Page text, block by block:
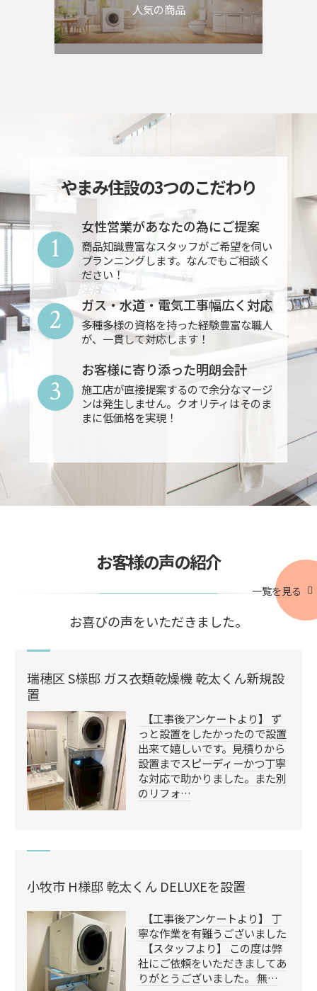
人気の商品
やまみ住設の3つのこだわり
女性営業があなたの為にご提案
商品知識豊富なスタッフがご希望を伺い
プランニングします。なんでもご相談く
ださい！
1
ガス・水道・電気工事幅広く対応
多種多様の資格を持った経験豊富な職人
が、一貫して対応します！
2
お客様に寄り添った明朗会計
施工店が直接提案するので余分なマージ
ンは発生しません。クオリティはそのま
まに低価格を実現！
3
お客様の声の紹介
お喜びの声をいただきました。
一覧を見る
瑞穂区 S様邸 ガス衣類乾燥機 乾太くん新規設
置
【工事後アンケートより】 ず
っと設置をしたかったので設置
出来て嬉しいです。見積りから
設置までスピーディーかつ丁寧
な対応で助かりました。また別
のリフォ…
小牧市 H様邸 乾太くん DELUXEを設置
【工事後アンケートより】 丁
寧な作業を有難うございました
【スタッフより】 この度は弊
社にご依頼をいただきましてあ
りがとうございました。 無…